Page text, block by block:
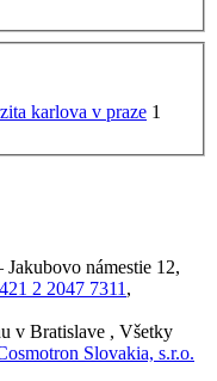
karlova v praze 1
Jakubovo námestie 12,
2 2047 7311 ,
v Bratislave , Všetky
Slovakia, s.r.o.